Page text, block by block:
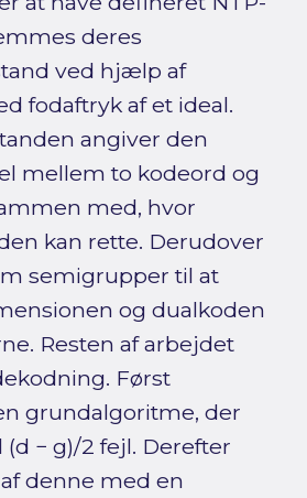
deres
ved hjælp af
fodaftryk af et ideal.
angiver den
mellem to kodeord og
med, hvor
kan rette. Derudover
semigrupper til at
og dualkoden
Resten af arbejdet
Først
grundalgoritme, der
− g)/2 fejl. Derefter
denne med en